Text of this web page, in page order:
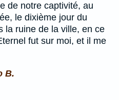
de notre captivité, au
le dixième jour du
la ruine de la ville, en ce
fut sur moi, et il me
B.